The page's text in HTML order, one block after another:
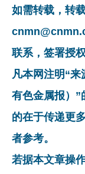
如需转载，转
联系，签署授
凡本网注明“
有色金属报）”
的在于传递更
者参考。
若据本文章操